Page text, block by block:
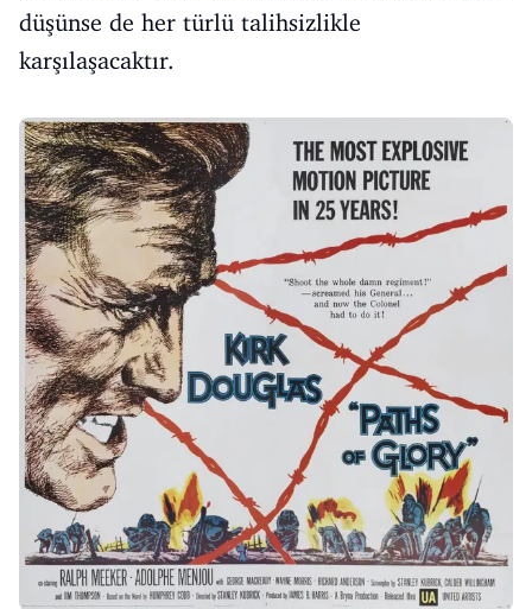
düşünse de her türlü talihsizlikle
karşılaşacaktır.